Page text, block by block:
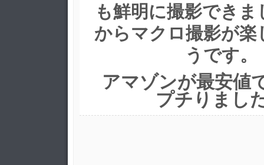
も鮮明に撮影できま
からマクロ撮影が楽
うです。
アマゾンが最安値
プチりまし